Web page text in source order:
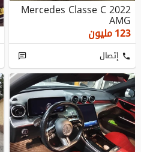
Mercedes Classe C 2022
AMG
123مليون
إتصال